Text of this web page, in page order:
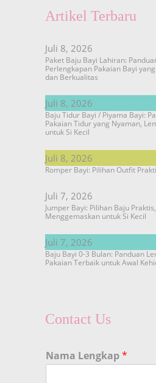
Artikel Terbaru
Juli 8, 2026
Paket Baju Bayi Lahiran:
Perlengkapan Pakaian Bayi
dan Berkualitas
Juli 8, 2026
Baju Tidur Bayi / Piyama Bayi:
Pakaian Tidur yang Nyaman,
untuk Si Kecil
Juli 8, 2026
Romper Bayi: Pilihan Outfit
Juli 7, 2026
Jumper Bayi: Pilihan Baju
Menggemaskan untuk Si Kecil
Juli 7, 2026
Baju Bayi 0-3 Bulan: Panduan
Pakaian Terbaik untuk Awal
Contact Us
Nama Lengkap*